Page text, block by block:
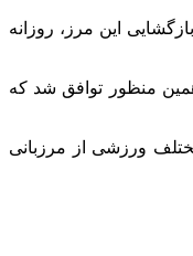
این مرز، روزانه
منظور توافق شد که
ورزشی از مرزبانی